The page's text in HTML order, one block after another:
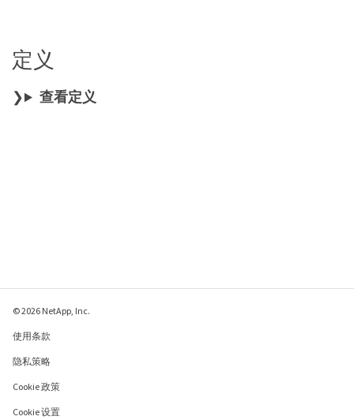
定义
查看定义
© 2026 NetApp, Inc.
使用条款
隐私策略
Cookie 政策
Cookie 设置